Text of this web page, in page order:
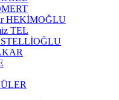
HEKİMOĞLU
TEL